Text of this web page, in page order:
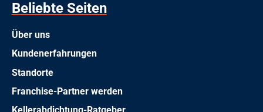
Beliebte Seiten
Über uns
Kundenerfahrungen
Standorte
Franchise-Partner werden